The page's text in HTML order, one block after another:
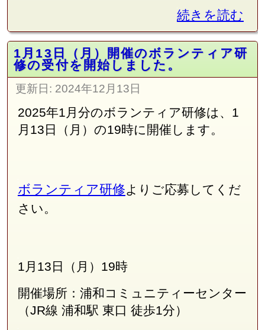
続きを読む
1月13日（月）開催のボランティア研
修の受付を開始しました。
更新日: 2024年12月13日
2025年1月分のボランティア研修は、1
月13日（月）の19時に開催します。
ボランティア研修よりご応募してくだ
さい。
1月13日（月）19時
開催場所：浦和コミュニティーセンター
（JR線 浦和駅 東口 徒歩1分）